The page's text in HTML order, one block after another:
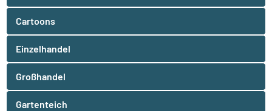
Cartoons
Einzelhandel
Großhandel
Gartenteich